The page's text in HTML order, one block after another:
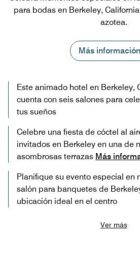
para bodas en Berkeley,
azotea.
Más información
Este animado hotel en Berkeley,
cuenta con seis salones para
tus sueños
Celebre una fiesta de cóctel al
invitados en Berkeley en una de
asombrosas terrazas Más
Planifique su evento especial en
salón para banquetes de
ubicación ideal en el centro
Ver más